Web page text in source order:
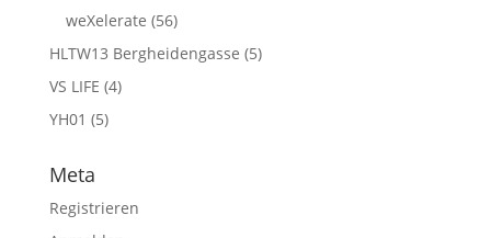
weXelerate (56)
HLTW13 Bergheidengasse (5)
VS LIFE (4)
YH01 (5)
Meta
Registrieren